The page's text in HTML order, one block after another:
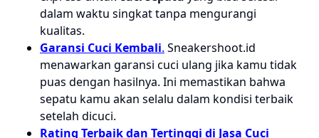
dalam waktu singkat tanpa mengurangi
kualitas.
Garansi Cuci Kembali. Sneakershoot.id
menawarkan garansi cuci ulang jika kamu tidak
puas dengan hasilnya. Ini memastikan bahwa
sepatu kamu akan selalu dalam kondisi terbaik
setelah dicuci.
Rating Terbaik dan Tertinggi di Jasa Cuci